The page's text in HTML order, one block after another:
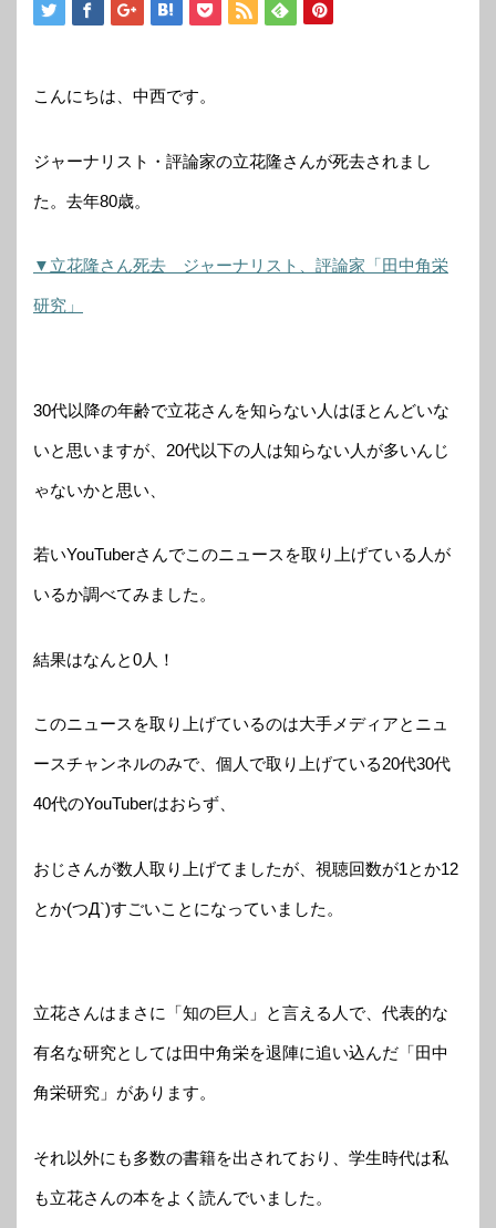
こんにちは、中西です。
ジャーナリスト・評論家の立花隆さんが死去されまし
た。去年80歳。
▼立花隆さん死去 ジャーナリスト、評論家「田中角栄
研究」
30代以降の年齢で立花さんを知らない人はほとんどいな
いと思いますが、20代以下の人は知らない人が多いんじ
ゃないかと思い、
若いYouTuberさんでこのニュースを取り上げている人が
いるか調べてみました。
結果はなんと0人！
このニュースを取り上げているのは大手メディアとニュ
ースチャンネルのみで、個人で取り上げている20代30代
40代のYouTuberはおらず、
おじさんが数人取り上げてましたが、視聴回数が1とか12
とか(つД`)すごいことになっていました。
立花さんはまさに「知の巨人」と言える人で、代表的な
有名な研究としては田中角栄を退陣に追い込んだ「田中
角栄研究」があります。
それ以外にも多数の書籍を出されており、学生時代は私
も立花さんの本をよく読んでいました。